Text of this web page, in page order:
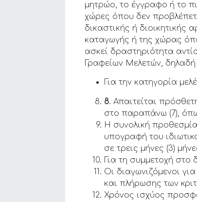
μητρώο, το έγγραφο ή το
χώρες όπου δεν
δικαστικής ή
καταγωγής ή της χώρας
ασκεί δραστηριότητα
Γραφείων Μελετών, δηλαδή
Για την κατηγορία
8. Απαιτείται
στο παραπάνω (7),
Η συνολική
υπογραφή του
σε τρεις μήνες (3)
Για τη συμμετοχή στο
Οι διαγωνιζόμενοι
και πλήρωσης των
Χρόνος ισχύος